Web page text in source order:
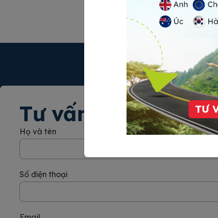
loại visa F3, các hồ sơ cần chuẩn bị, quy
cảnh:
thời
Tư vấn ngay
Họ và tên
Số điện thoại